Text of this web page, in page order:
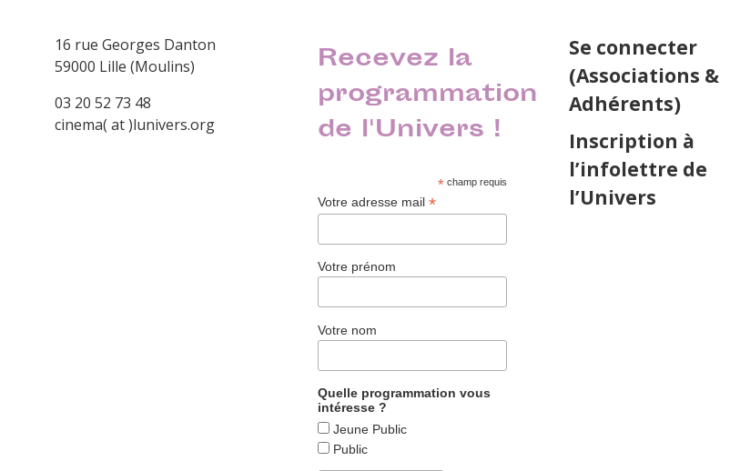
16 rue Georges Danton
59000 Lille (Moulins)
03 20 52 73 48
cinema( at )lunivers.org
Recevez la
programmation
de l'Univers !
*champ requis
Votre adresse mail*
Votre prénom
Votre nom
Quelle programmation vous
intéresse ?
Jeune Public
Public
Se connecter
(Associations &
Adhérents)
Inscription à
l’infolettre de
l’Univers